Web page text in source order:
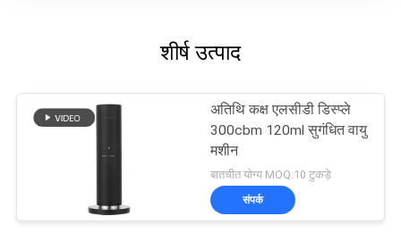
शीर्ष उत्पाद
अतिथि कक्ष एलसीडी डिस्प्ले
300cbm 120ml सुगंधित वायु
मशीन
बातचीत योग्य MOQ:10 टुकड़े
संपर्क